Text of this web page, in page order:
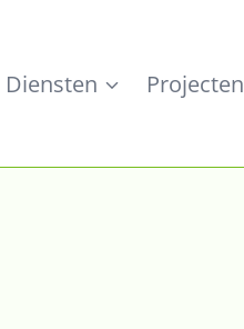
Diensten Projecten